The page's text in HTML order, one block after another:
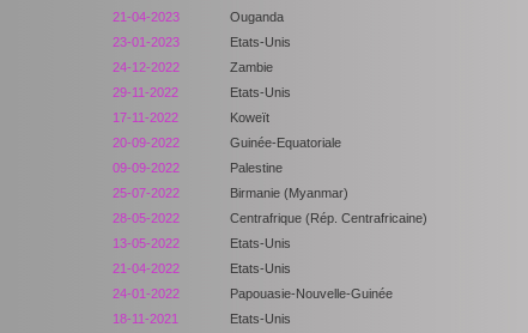
21-04-2023
Ouganda
23-01-2023
Etats-Unis
24-12-2022
Zambie
29-11-2022
Etats-Unis
17-11-2022
Koweït
20-09-2022
Guinée-Equatoriale
09-09-2022
Palestine
25-07-2022
Birmanie (Myanmar)
28-05-2022
Centrafrique (Rép. Centrafricaine)
13-05-2022
Etats-Unis
21-04-2022
Etats-Unis
24-01-2022
Papouasie-Nouvelle-Guinée
18-11-2021
Etats-Unis